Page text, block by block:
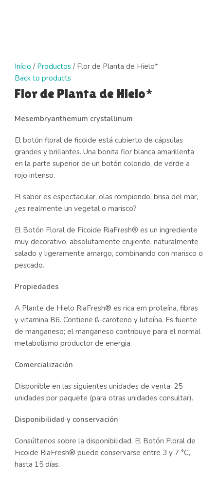
Início / Productos / Flor de Planta de Hielo*
Back to products
Flor de Planta de Hielo*
Mesembryanthemum crystallinum
El botón floral de ficoide está cubierto de cápsulas
grandes y brillantes. Una bonita flor blanca amarillenta
en la parte superior de un botón colorido, de verde a
rojo intenso.
El sabor es espectacular, olas rompiendo, brisa del mar,
¿es realmente un vegetal o marisco?
El Botón Floral de Ficoide RiaFresh® es un ingrediente
muy decorativo, absolutamente crujiente, naturalmente
salado y ligeramente amargo, combinando con marisco o
pescado.
Propiedades
A Plante de Hielo RiaFresh® es rica em proteína, fibras
y vitamina B6. Contiene ß-caroteno y luteína. Es fuente
de manganeso; el manganeso contribuye para el normal
metabolismo productor de energia.
Comercialización
Disponible en las siguientes unidades de venta: 25
unidades por paquete (para otras unidades consultar).
Disponibilidad y conservación
Consúltenos sobre la disponibilidad. El Botón Floral de
Ficoide RiaFresh® puede conservarse entre 3 y 7 °C,
hasta 15 días.